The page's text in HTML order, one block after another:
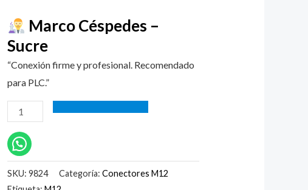
Marco Céspedes –
Sucre
“Conexión firme y profesional. Recomendado
para PLC.”
SKU:9824 Categoría:Conectores M12